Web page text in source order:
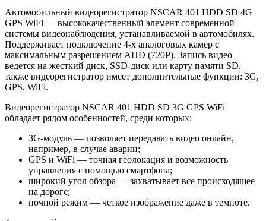
Автомобильный видеорегистратор NSCAR 401 HDD SD 4G
GPS WiFi — высококачественный элемент современной
системы видеонаблюдения, устанавливаемой в автомобилях.
Поддерживает подключение 4-х аналоговых камер с
максимальным разрешением AHD (720P). Запись видео
ведется на жесткий диск, SSD-диск или карту памяти SD,
также видеорегистратор имеет дополнительные функции: 3G,
GPS, WiFi.
Видеорегистратор NSCAR 401 HDD SD 3G GPS WiFi
обладает рядом особенностей, среди которых:
3G-модуль — позволяет передавать видео онлайн,
например, в случае аварии;
GPS и WiFi — точная геолокация и возможность
управления с помощью смартфона;
широкий угол обзора — захватывает все происходящее
на дороге;
ночной режим — четкое изображение даже в темноте.